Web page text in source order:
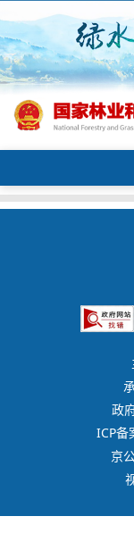
政
ICP备
京